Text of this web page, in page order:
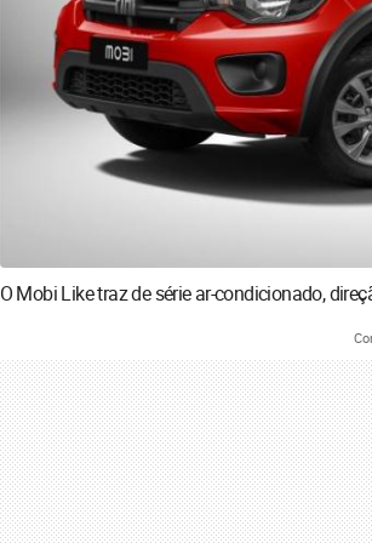
O Mobi Like traz de série ar-condicionado,